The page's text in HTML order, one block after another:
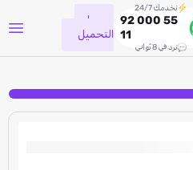
نخدمك 24/7
92 000 55
11
نرد في 8 ثواني
جاري
التحميل